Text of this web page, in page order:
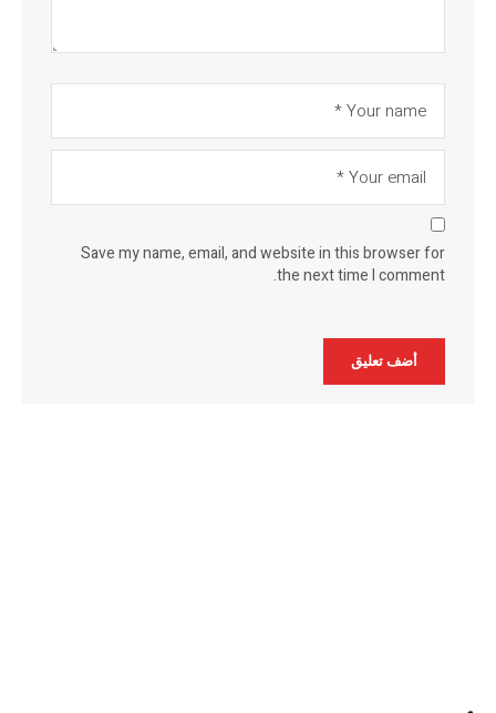
Save my name, email, and website in this browser for
the next time I comment.